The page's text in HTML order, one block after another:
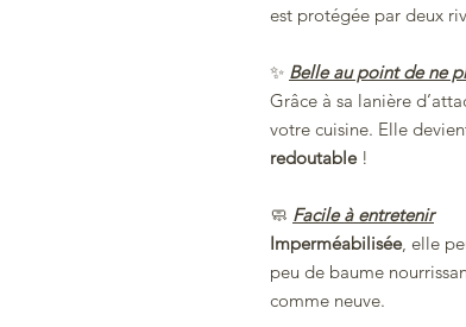
est protégée par deux
✨ Belle au point de ne
Grâce à sa lanière
votre cuisine. Elle
redoutable!
🧼 Facile à entretenir
Imperméabilisée, elle
peu de baume
comme neuve.